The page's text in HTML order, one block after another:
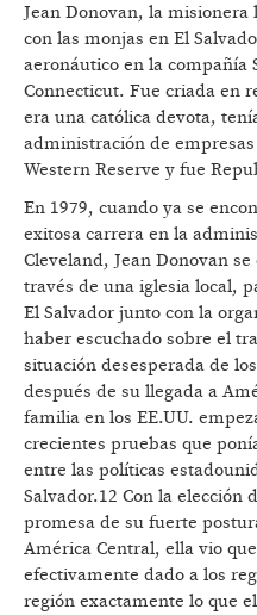
Jean Donovan, la
con las monjas en El
aeronáutico en la compañía
Connecticut. Fue criada en
era una católica devota,
administración de
Western Reserve y fue
En 1979, cuando ya se
exitosa carrera en la
Cleveland, Jean Donovan
través de una iglesia local,
El Salvador junto con la
haber escuchado sobre el
situación desesperada de
después de su llegada a
familia en los EE.UU.
crecientes pruebas que
entre las políticas
Salvador.12 Con la elección
promesa de su fuerte
América Central, ella vio
efectivamente dado a los
región exactamente lo que